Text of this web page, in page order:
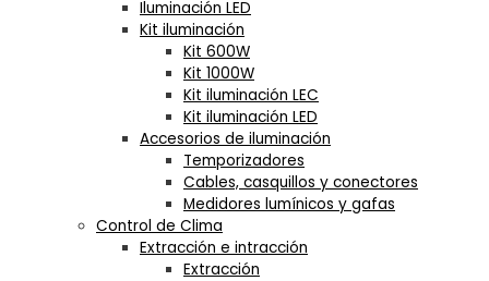
Iluminación LED
Kit iluminación
Kit 600W
Kit 1000W
Kit iluminación LEC
Kit iluminación LED
Accesorios de iluminación
Temporizadores
Cables, casquillos y conectores
Medidores lumínicos y gafas
Control de Clima
Extracción e intracción
Extracción